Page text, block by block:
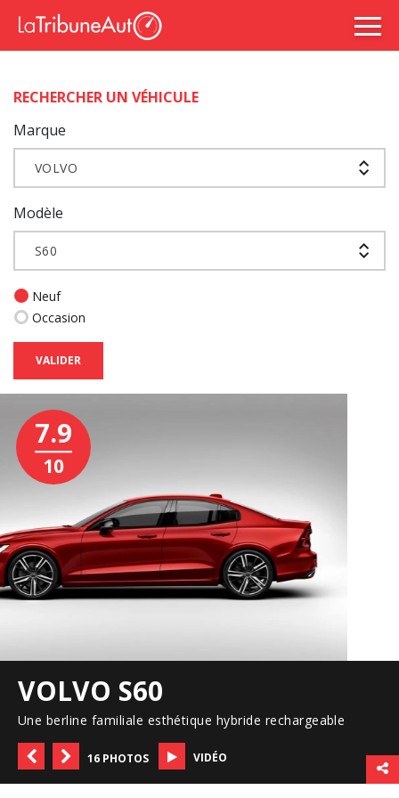
RECHERCHER UN VÉHICULE
Marque
VOLVO
Modèle
S60
Neuf
Occasion
VALIDER
7.9
10
VOLVO S60
Une berline familiale esthétique hybride rechargeable
16 PHOTOS VIDÉO